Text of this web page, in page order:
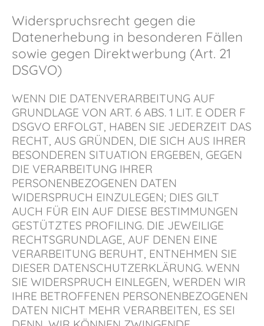
Widerspruchsrecht gegen die
Datenerhebung in besonderen Fällen
sowie gegen Direktwerbung (Art. 21
DSGVO)
WENN DIE DATENVERARBEITUNG AUF
GRUNDLAGE VON ART. 6 ABS. 1 LIT. E ODER F
DSGVO ERFOLGT, HABEN SIE JEDERZEIT DAS
RECHT, AUS GRÜNDEN, DIE SICH AUS IHRER
BESONDEREN SITUATION ERGEBEN, GEGEN
DIE VERARBEITUNG IHRER
PERSONENBEZOGENEN DATEN
WIDERSPRUCH EINZULEGEN; DIES GILT
AUCH FÜR EIN AUF DIESE BESTIMMUNGEN
GESTÜTZTES PROFILING. DIE JEWEILIGE
RECHTSGRUNDLAGE, AUF DENEN EINE
VERARBEITUNG BERUHT, ENTNEHMEN SIE
DIESER DATENSCHUTZERKLÄRUNG. WENN
SIE WIDERSPRUCH EINLEGEN, WERDEN WIR
IHRE BETROFFENEN PERSONENBEZOGENEN
DATEN NICHT MEHR VERARBEITEN, ES SEI